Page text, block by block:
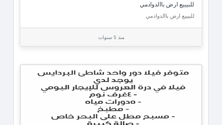
للبيييع ارض باالدوادمي
للبيييع ارض باالدوادمي
منذ 5 سنوات